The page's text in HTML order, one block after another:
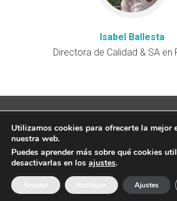
Isabel Ballesta
Directora de Calidad & SA en
derechos reservados. Aviso legal |
|Cookies |Contratación
Esta web no forma parte de
recomendada por Facebook Inc de
Utilizamos cookies para ofrecerte la mejor
nuestra web.
Puedes aprender más sobre qué cookies
desactivarlas en los ajustes.
Aceptar Rechazar Ajustes